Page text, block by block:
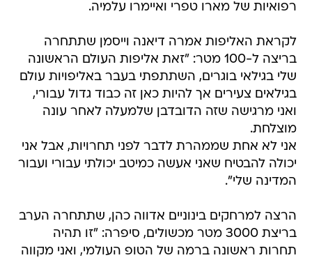
רפואיות של מארו טפרי ואיימרו עלמיה.
לקראת האליפות אמרה דיאנה וייסמן שתתחרה
בריצה ל-100 מטר: "זאת אליפות העולם הראשונה
שלי בגילאי בוגרים, השתתפתי בעבר באליפויות עולם
בגילאים צעירים אך להיות כאן זה כבוד גדול עבורי,
ואני מרגישה שזה הדובדבן שלמעלה לאחר עונה
מוצלחת.
אני לא אחת שממהרת לדבר לפני תחרויות, אבל אני
יכולה להבטיח שאני אעשה כמיטב יכולתי עבורי ועבור
המדינה שלי".
הרצה למרחקים בינוניים אדווה כהן, שתתחרה הערב
בריצת 3000 מטר מכשולים, סיפרה: "זו תהיה
תחרות ראשונה ברמה של הטופ העולמי, ואני מקווה